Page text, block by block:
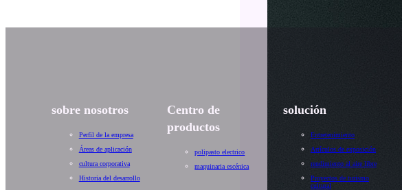
sobre nosotros
Perfil de la empresa
Áreas de aplicación
cultura corporativa
Historia del desarrollo
Centro de
productos
polipasto electrico
maquinaria escénica
solución
Entretenimiento
Artículos de exposición
rendimiento al aire libre
Proyectos de turismo
cultural